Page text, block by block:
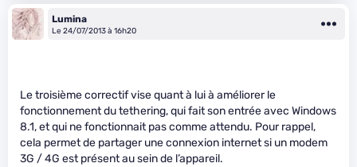
Lumina
Le 24/07/2013 à 16h20
Le troisième correctif vise quant à lui à améliorer le
fonctionnement du tethering, qui fait son entrée avec Windows
8.1, et qui ne fonctionnait pas comme attendu. Pour rappel,
cela permet de partager une connexion internet si un modem
3G / 4G est présent au sein de l’appareil.